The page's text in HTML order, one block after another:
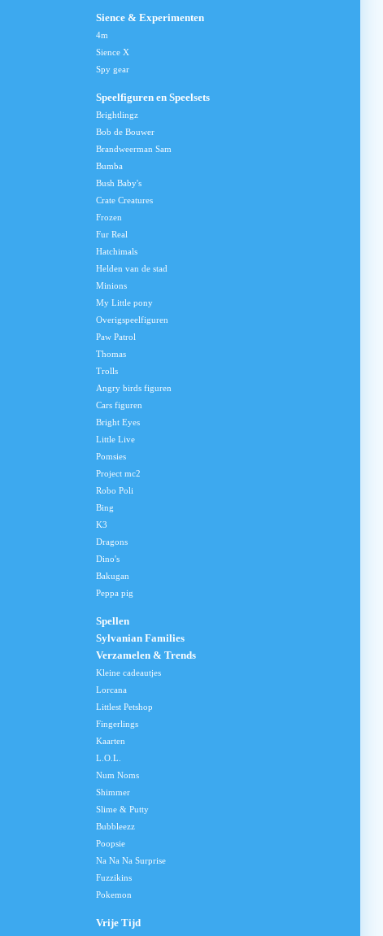
Sience & Experimenten
4m
Sience X
Spy gear
Speelfiguren en Speelsets
Brightlingz
Bob de Bouwer
Brandweerman Sam
Bumba
Bush Baby's
Crate Creatures
Frozen
Fur Real
Hatchimals
Helden van de stad
Minions
My Little pony
Overigspeelfiguren
Paw Patrol
Thomas
Trolls
Angry birds figuren
Cars figuren
Bright Eyes
Little Live
Pomsies
Project mc2
Robo Poli
Bing
K3
Dragons
Dino's
Bakugan
Peppa pig
Spellen
Sylvanian Families
Verzamelen & Trends
Kleine cadeautjes
Lorcana
Littlest Petshop
Fingerlings
Kaarten
L.O.L.
Num Noms
Shimmer
Slime & Putty
Bubbleezz
Poopsie
Na Na Na Surprise
Fuzzikins
Pokemon
Vrije Tijd